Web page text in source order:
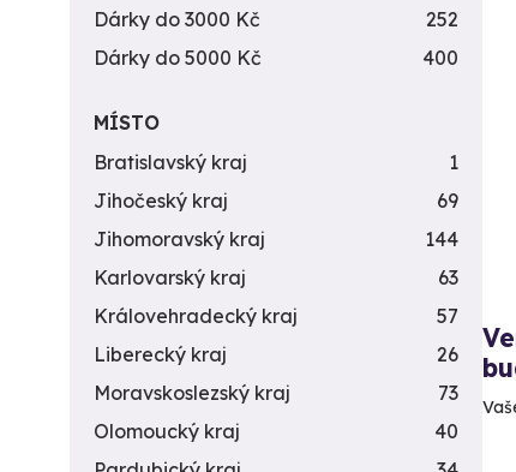
Dárky do 3000 Kč
252
Dárky do 5000 Kč
400
MÍSTO
Bratislavský kraj
1
Jihočeský kraj
69
Jihomoravský kraj
144
Karlovarský kraj
63
Královehradecký kraj
57
Liberecký kraj
26
Moravskoslezský kraj
73
Olomoucký kraj
40